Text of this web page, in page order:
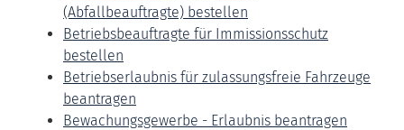
(Abfallbeauftragte) bestellen
Betriebsbeauftragte für Immissionsschutz
bestellen
Betriebserlaubnis für zulassungsfreie Fahrzeuge
beantragen
Bewachungsgewerbe - Erlaubnis beantragen